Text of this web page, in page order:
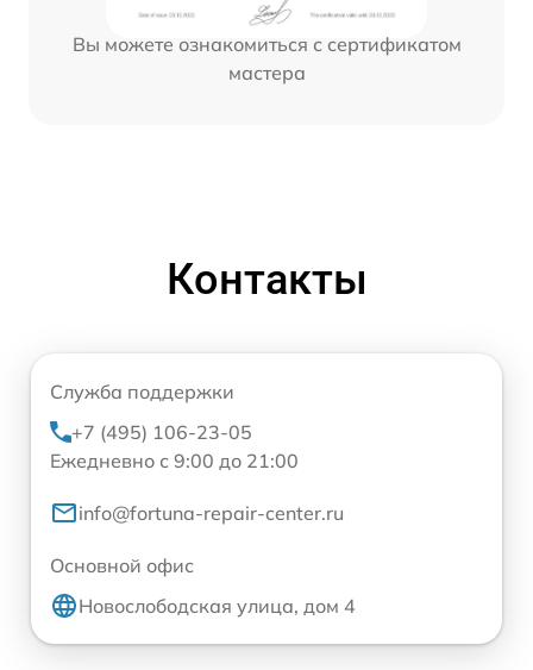
Вы можете ознакомиться с сертификатом
мастера
Контакты
Служба поддержки
+7 (495) 106-23-05
Ежедневно с 9:00 до 21:00
info@fortuna-repair-center.ru
Основной офис
Новослободская улица, дом 4